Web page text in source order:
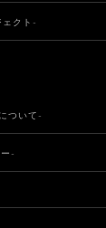
クト-
ついて-
-